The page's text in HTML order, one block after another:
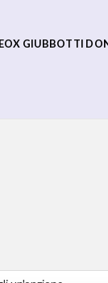
GIUBBOTTI